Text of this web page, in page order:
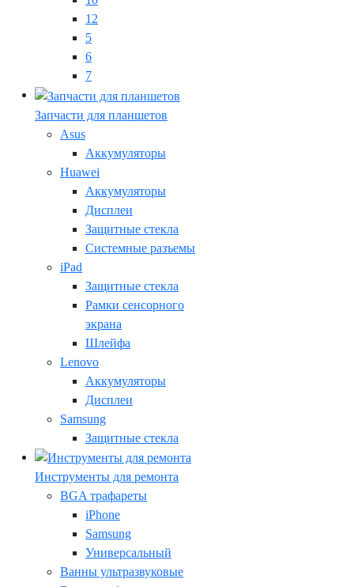
12
5
6
7
Запчасти для планшетов
Asus
Аккумуляторы
Huawei
Аккумуляторы
Дисплеи
Защитные стекла
Системные разъемы
iPad
Защитные стекла
Рамки сенсорного
экрана
Шлейфа
Lenovo
Аккумуляторы
Дисплеи
Samsung
Защитные стекла
Инструменты для ремонта
BGA трафареты
iPhone
Samsung
Универсальный
Ванны ультразвуковые